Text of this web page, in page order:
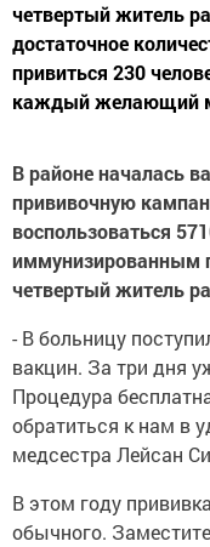
четвертый житель
достаточное
привиться 230
каждый желающий
В районе началась
прививочную
воспользоваться
иммунизированным
четвертый житель
- В больницу
вакцин. За три дня
Процедура
обратиться к нам в
медсестра Лейсан
В этом году
обычного.